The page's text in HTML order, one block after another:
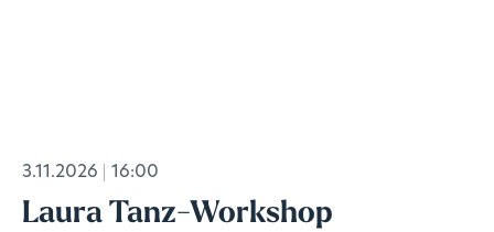
3.11.2026 16:00
Laura Tanz-Workshop